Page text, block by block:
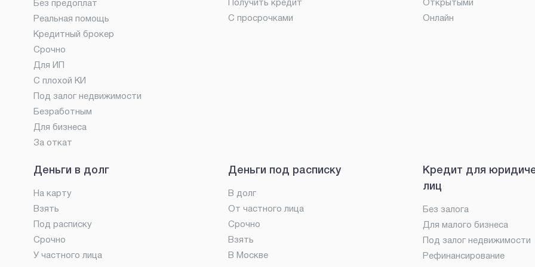
Без предоплат
Реальная помощь
Кредитный брокер
Срочно
Для ИП
С плохой КИ
Под залог недвижимости
Безработным
Для бизнеса
За откат
Получить кредит
С просрочками
Открытыми
Онлайн
Деньги в долг
На карту
Взять
Под расписку
Срочно
У частного лица
Деньги под расписку
В долг
От частного лица
Срочно
Взять
В Москве
Кредит для
лиц
Без залога
Для малого бизнеса
Под залог недвижимости
Рефинансирование